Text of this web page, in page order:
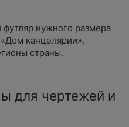
футляр нужного размера
канцелярии»,
страны.
для чертежей и